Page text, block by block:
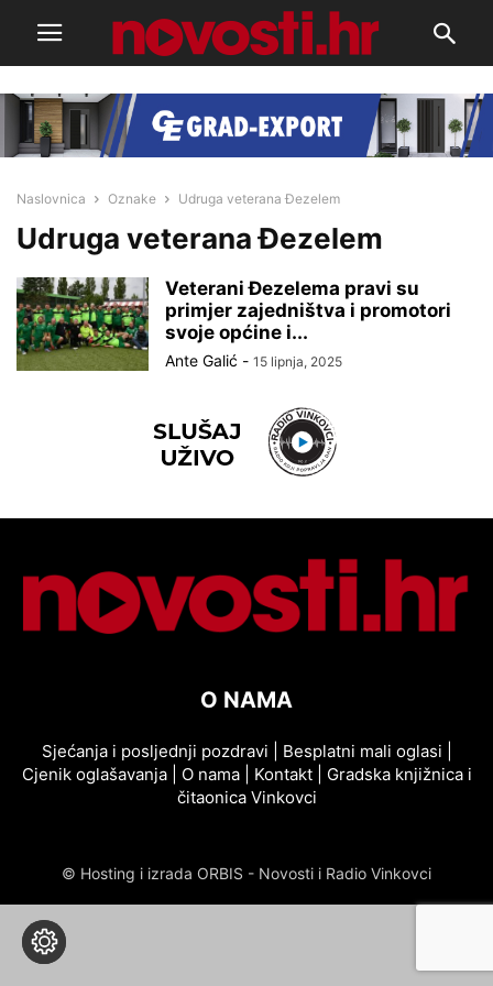
Naslovnica Oznake Udruga veterana Đezelem
Udruga veterana Đezelem
Veterani Đezelema pravi su
primjer zajedništva i promotori
svoje općine i...
Ante Galić - 15 lipnja, 2025
O NAMA
Sjećanja i posljednji pozdravi Besplatni mali oglasi
Cjenik oglašavanja| O nama| Kontakt| Gradska knjižnica i
čitaonica Vinkovci
© Hosting i izrada ORBIS - Novosti i Radio Vinkovci